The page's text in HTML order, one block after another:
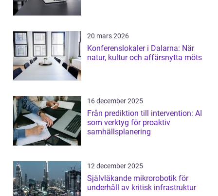
20 mars 2026
Konferenslokaler i Dalarna: När
natur, kultur och affärsnytta möts
16 december 2025
Från prediktion till intervention: AI
som verktyg för proaktiv
samhällsplanering
12 december 2025
Självläkande mikrorobotik för
underhåll av kritisk infrastruktur